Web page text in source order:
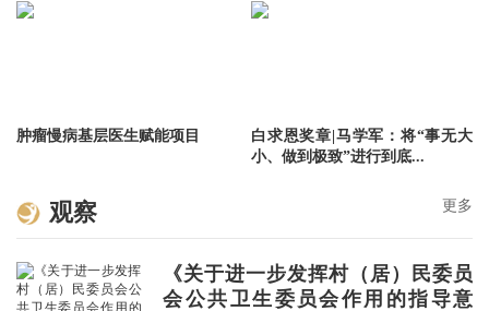
肿瘤慢病基层医生赋能项目
白求恩奖章|马学军：将“事无大
小、做到极致”进行到底...
观察 更多
《关于进一步发挥村（居）民委员
会公共卫生委员会作用的指导意